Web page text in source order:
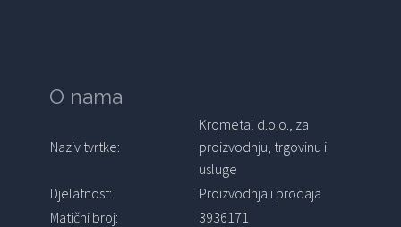
O nama
Naziv tvrtke:
Krometal d.o.o., za
proizvodnju, trgovinu i
usluge
Djelatnost:
Proizvodnja i prodaja
Matični broj:
3936171